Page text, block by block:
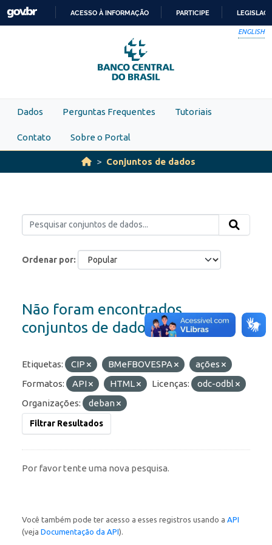
Skip to main content
PARA
O
CONTEÚDO
ACESSO À INFORMAÇÃO PARTICIPE
ENGLISH
Dados Perguntas Frequentes Tutoriais
Contato Sobre o Portal
Conjuntos de dados
Ordenar por
Não foram encontrados
conjuntos de dados
Etiquetas: CIP BMeFBOVESPA
ações
Formatos:
API HTML Licenças:
odc-odbl
Organizações:
deban
Filtrar Resultados
Por favor tente uma nova pesquisa.
Você também pode ter acesso a esses registros usando a API
(veja Documentação da API).